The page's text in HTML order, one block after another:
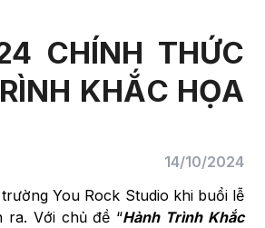
CHÍNH THỨC
KHẮC HỌA
14/10/2024
You Rock Studio khi buổi lễ
Với chủ đề “Hành Trình Khắc